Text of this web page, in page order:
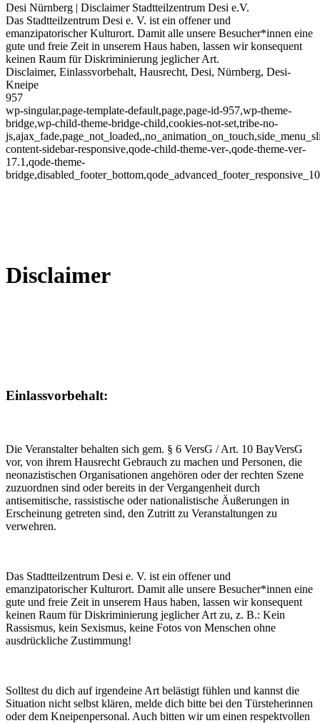
Desi Nürnberg | Disclaimer Stadtteilzentrum Desi e.V.
Das Stadtteilzentrum Desi e. V. ist ein offener und
emanzipatorischer Kulturort. Damit alle unsere Besucher*innen eine
gute und freie Zeit in unserem Haus haben, lassen wir konsequent
keinen Raum für Diskriminierung jeglicher Art.
Disclaimer, Einlassvorbehalt, Hausrecht, Desi, Nürnberg, Desi-
Kneipe
957
wp-singular,page-template-default,page,page-id-957,wp-theme-
bridge,wp-child-theme-bridge-child,cookies-not-set,tribe-no-
content-sidebar-responsive,qode-child-theme-ver-,qode-theme-ver-
17.1,qode-theme-
Disclaimer
Einlassvorbehalt:
Die Veranstalter behalten sich gem. § 6 VersG / Art. 10 BayVersG
vor, von ihrem Hausrecht Gebrauch zu machen und Personen, die
neonazistischen Organisationen angehören oder der rechten Szene
zuzuordnen sind oder bereits in der Vergangenheit durch
antisemitische, rassistische oder nationalistische Äußerungen in
Erscheinung getreten sind, den Zutritt zu Veranstaltungen zu
verwehren.
Das Stadtteilzentrum Desi e. V. ist ein offener und
emanzipatorischer Kulturort. Damit alle unsere Besucher*innen eine
gute und freie Zeit in unserem Haus haben, lassen wir konsequent
keinen Raum für Diskriminierung jeglicher Art zu, z. B.: Kein
Rassismus, kein Sexismus, keine Fotos von Menschen ohne
ausdrückliche Zustimmung!
Solltest du dich auf irgendeine Art belästigt fühlen und kannst die
Situation nicht selbst klären, melde dich bitte bei den Türsteherinnen
oder dem Kneipenpersonal. Auch bitten wir um einen respektvollen